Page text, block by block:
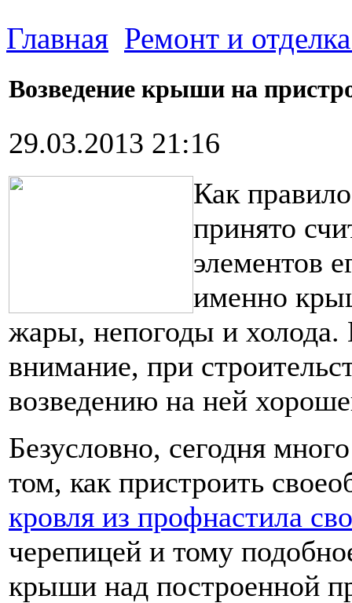
Главная Ремонт и
Возведение крыши на
29.03.2013 21:16
Как
принято
элементов
именно
жары, непогоды и холода.
внимание, при
возведению на ней
Безусловно, сегодня
том, как пристроить
кровля из профнастила
черепицей и тому
крыши над построенной